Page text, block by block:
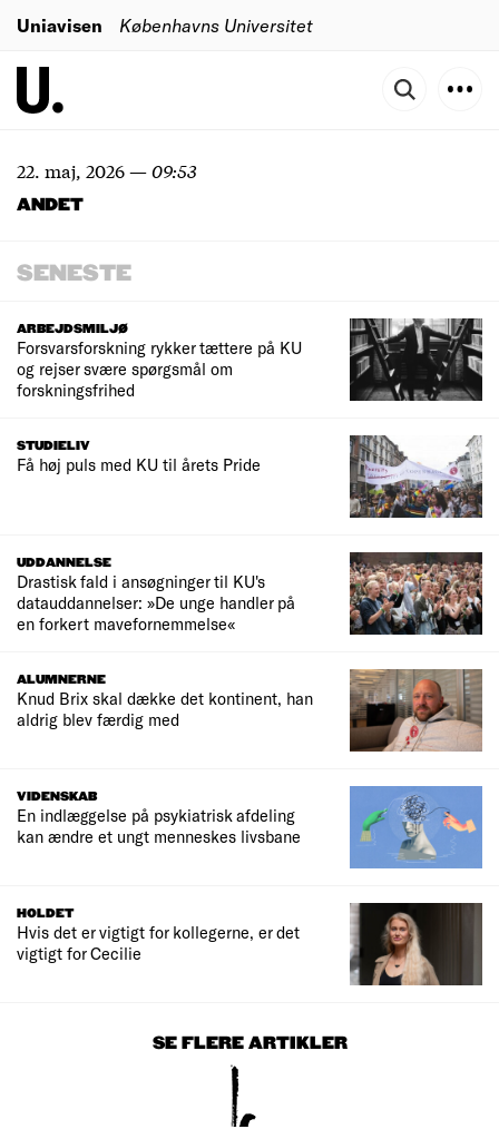
Uniavisen Københavns Universitet
22. maj, 2026—09:53
ANDET
SENESTE
ARBEJDSMILJØ
Forsvarsforskning rykker tættere på KU
og rejser svære spørgsmål om
forskningsfrihed
STUDIELIV
Få høj puls med KU til årets Pride
UDDANNELSE
Drastisk fald i ansøgninger til KU's
datauddannelser: »De unge handler på
en forkert mavefornemmelse«
ALUMNERNE
Knud Brix skal dække det kontinent, han
aldrig blev færdig med
VIDENSKAB
En indlæggelse på psykiatrisk afdeling
kan ændre et ungt menneskes livsbane
HOLDET
Hvis det er vigtigt for kollegerne, er det
vigtigt for Cecilie
SE FLERE ARTIKLER